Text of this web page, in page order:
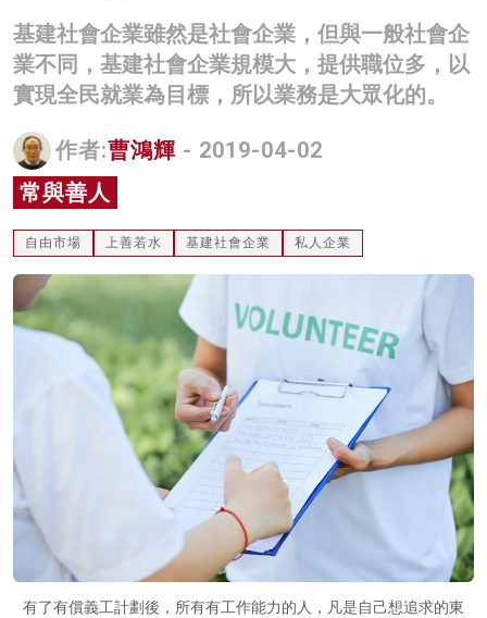
商業
科技
影片
名家榜
灼見活動
關於我們
基建社會企業雖然是社會企業，但與一般社會企
業不同，基建社會企業規模大，提供職位多，以
實現全民就業為目標，所以業務是大眾化的。
作者:曹鴻輝 - 2019-04-02
常與善人
自由市場 上善若水 基建社會企業 私人企業
有了有償義工計劃後，所有有工作能力的人，凡是自己想追求的東